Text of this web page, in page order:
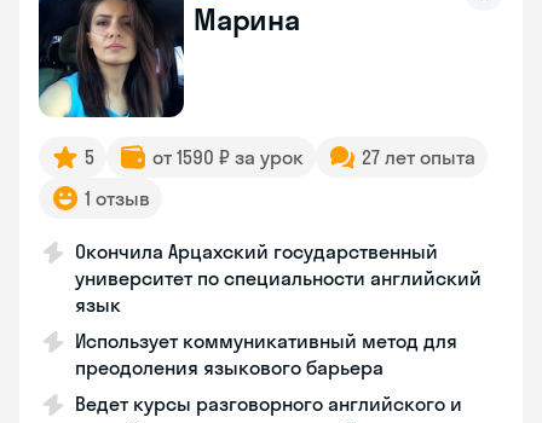
Марина
5 от 1590 ₽ за урок
27 лет опыта
1 отзыв
Окончила Арцахский государственный
университет по специальности английский
язык
Использует коммуникативный метод для
преодоления языкового барьера
Ведет курсы разговорного английского и